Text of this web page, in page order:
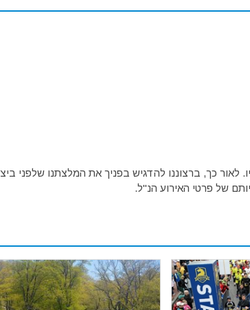
כך, ברצוננו להדגיש בפניך את המלצתנו שלפני
של פרטי האירוע הנ"ל.